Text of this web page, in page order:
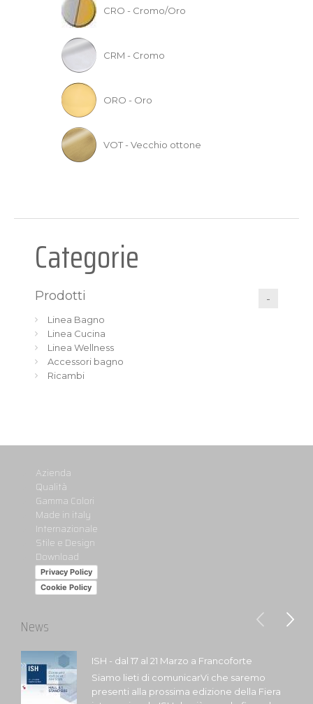
CRO - Cromo/Oro
CRM - Cromo
ORO - Oro
VOT - Vecchio ottone
Categorie
Prodotti
Linea Bagno
Linea Cucina
Linea Wellness
Accessori bagno
Ricambi
Azienda
Qualità
Gamma Colori
Made in italy
Internazionale
Stile e Design
Download
Privacy Policy
Cookie Policy
News
ISH - dal 17 al 21 Marzo a Francoforte
Siamo lieti di comunicarVi che saremo
presenti alla prossima edizione della Fiera